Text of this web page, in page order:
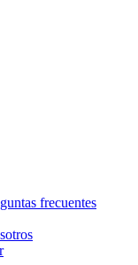
frecuentes